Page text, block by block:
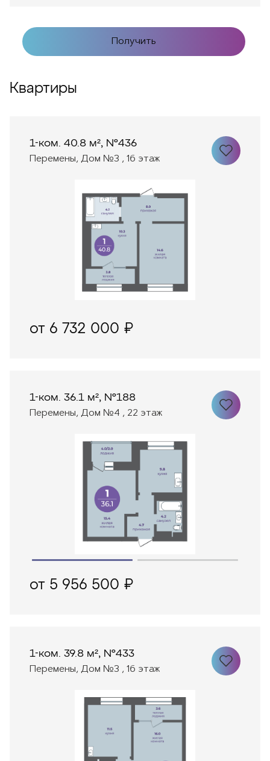
Получить
Квартиры
1-ком. 40.8 м², №436
Перемены, Дом №3 , 16 этаж
от 6 732 000 ₽
1-ком. 36.1 м², №188
Перемены, Дом №4 , 22 этаж
от 5 956 500 ₽
1-ком. 39.8 м², №433
Перемены, Дом №3 , 16 этаж